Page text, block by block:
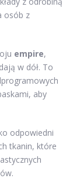
osób z
empire,
w dół. To
aby
odpowiedni
tkanin, które